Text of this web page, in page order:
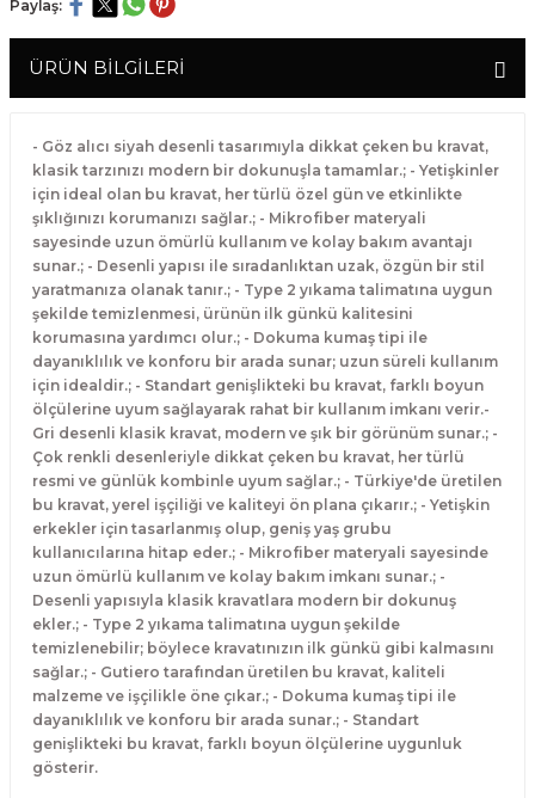
Paylaş:
ÜRÜN BİLGİLERİ
- Göz alıcı siyah desenli tasarımıyla dikkat çeken bu kravat,
klasik tarzınızı modern bir dokunuşla tamamlar.; - Yetişkinler
için ideal olan bu kravat, her türlü özel gün ve etkinlikte
şıklığınızı korumanızı sağlar.; - Mikrofiber materyali
sayesinde uzun ömürlü kullanım ve kolay bakım avantajı
sunar.; - Desenli yapısı ile sıradanlıktan uzak, özgün bir stil
yaratmanıza olanak tanır.; - Type 2 yıkama talimatına uygun
şekilde temizlenmesi, ürünün ilk günkü kalitesini
korumasına yardımcı olur.; - Dokuma kumaş tipi ile
dayanıklılık ve konforu bir arada sunar; uzun süreli kullanım
için idealdir.; - Standart genişlikteki bu kravat, farklı boyun
ölçülerine uyum sağlayarak rahat bir kullanım imkanı verir.-
Gri desenli klasik kravat, modern ve şık bir görünüm sunar.; -
Çok renkli desenleriyle dikkat çeken bu kravat, her türlü
resmi ve günlük kombinle uyum sağlar.; - Türkiye'de üretilen
bu kravat, yerel işçiliği ve kaliteyi ön plana çıkarır.; - Yetişkin
erkekler için tasarlanmış olup, geniş yaş grubu
kullanıcılarına hitap eder.; - Mikrofiber materyali sayesinde
uzun ömürlü kullanım ve kolay bakım imkanı sunar.; -
Desenli yapısıyla klasik kravatlara modern bir dokunuş
ekler.; - Type 2 yıkama talimatına uygun şekilde
temizlenebilir; böylece kravatınızın ilk günkü gibi kalmasını
sağlar.; - Gutiero tarafından üretilen bu kravat, kaliteli
malzeme ve işçilikle öne çıkar.; - Dokuma kumaş tipi ile
dayanıklılık ve konforu bir arada sunar.; - Standart
genişlikteki bu kravat, farklı boyun ölçülerine uygunluk
gösterir.